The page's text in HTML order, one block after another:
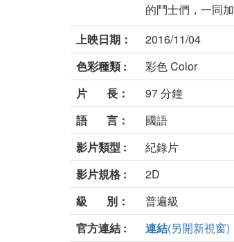
的鬥士們，一同
上映日期：
2016/11/04
色彩種類 :
彩色 Color
片 長：
97 分鐘
語 言：
國語
影片類型 :
紀錄片
影片規格 :
2D
級 別：
普遍級
官方連結 :
連結(另開新視窗)